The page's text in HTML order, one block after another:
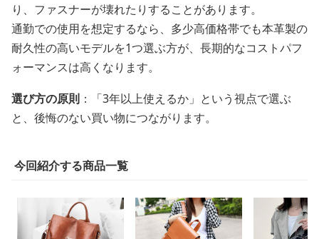
り、ファスナーが壊れたりすることがあります。
通勤での使用を想定するなら、多少高価格帯でも本革製の
耐久性の高いモデルを1つ選ぶ方が、長期的なコストパフ
ォーマンスは高くなります。
選び方の原則 ：「3年以上使えるか」という視点で選ぶ
と、後悔のない買い物につながります。
今回紹介する商品一覧